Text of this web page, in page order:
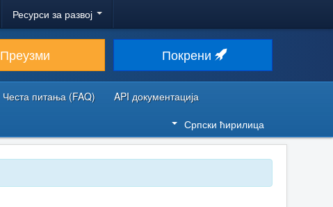
Ресурси за развој
Преузми Покрени
Честа питања (FAQ)
API документација
Српски ћирилица